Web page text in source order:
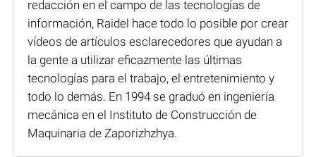
redacción en el campo de las tecnologías de
información, Raidel hace todo lo posible por crear
vídeos de artículos esclarecedores que ayudan a
la gente a utilizar eficazmente las últimas
tecnologías para el trabajo, el entretenimiento y
todo lo demás. En 1994 se graduó en ingeniería
mecánica en el Instituto de Construcción de
Maquinaria de Zaporizhzhya.